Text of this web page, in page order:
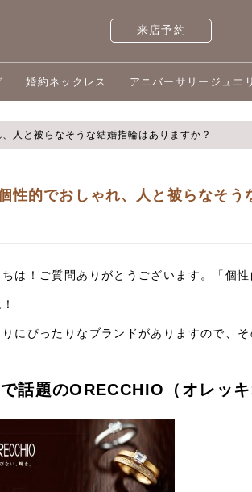
来店予約
婚約ネックレス アニバーサリージュエ
人と被らなそうな結婚指輪はありますか？
性的でおしゃれ、人と被らなそう
ちは！ご質問ありがとうございます。「個
りにぴったりなブランドがありますので、
話題のORECCHIO（オレッキ